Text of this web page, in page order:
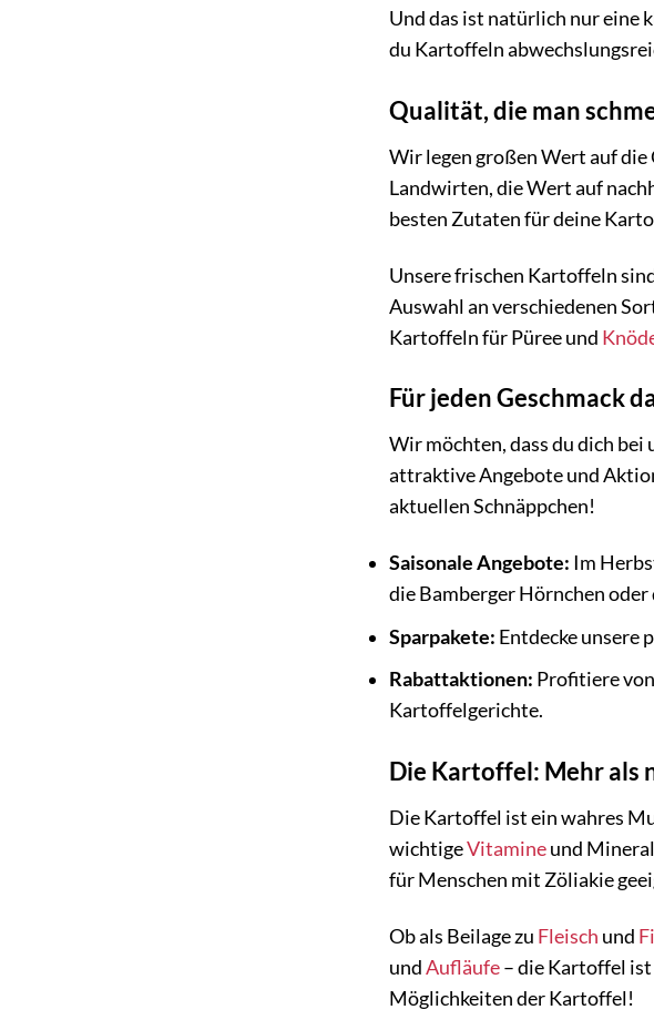
Und das ist natürlich nur eine
du Kartoffeln
Qualität, die man
Wir legen großen Wert auf
Landwirten, die Wert auf
besten Zutaten für deine
Unsere frischen Kartoffeln
Auswahl an verschiedenen
Kartoffeln für Püree und
Für jeden Geschmack
Wir möchten, dass du dich
attraktive Angebote und
aktuellen Schnäppchen!
Saisonale Angebote: Im
die Bamberger Hörnchen oder
Sparpakete: Entdecke unsere
Rabattaktionen: Profitiere
Kartoffelgerichte.
Die Kartoffel: Mehr als
Die Kartoffel ist ein wahres
wichtigeVitamineund
für Menschen mit Zöliakie
Ob als Beilage zu Fleisch und
undAufläufe– die Kartoffel
Möglichkeiten der Kartoffel!